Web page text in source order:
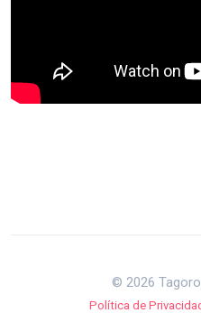
© 2026
Política de